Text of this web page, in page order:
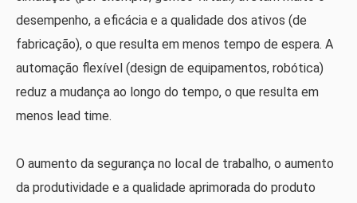
desempenho, a eficácia e a qualidade dos ativos (de
fabricação), o que resulta em menos tempo de espera. A
automação flexível (design de equipamentos, robótica)
reduz a mudança ao longo do tempo, o que resulta em
menos lead time.
O aumento da segurança no local de trabalho, o aumento
da produtividade e a qualidade aprimorada do produto